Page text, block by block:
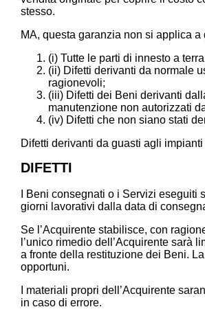
stesso.
MA, questa garanzia non si applica a
(i) Tutte le parti di innesto a
(ii) Difetti derivanti da normale
ragionevoli;
(iii) Difetti dei Beni derivanti
manutenzione non autorizzati
(iv) Difetti che non siano stati
Difetti derivanti da guasti agli
DIFETTI
I Beni consegnati o i Servizi
giorni lavorativi dalla data di
Se l’Acquirente stabilisce, con
l’unico rimedio dell’Acquirente
a fronte della restituzione dei Beni.
opportuni.
I materiali propri dell’Acquirente
in caso di errore.